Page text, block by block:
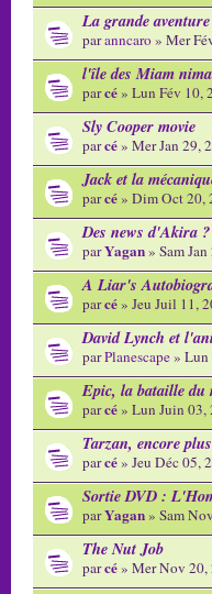
La grande
paranncaro» Mer
l'île des Miam
parcé» Lun Fév 10,
Sly Cooper movie
parcé» Mer Jan 29,
Jack et la
parcé» Dim Oct 20,
Des news d'Akira
parYagan» Sam
A Liar's
parcé» Jeu Juil 11,
David Lynch et
parPlanescape» Lun
Epic, la bataille du
parcé» Lun Juin 03,
Tarzan, encore
parcé» Jeu Déc 05,
Sortie DVD :
parYagan» Sam
The Nut Job
parcé» Mer Nov 20,